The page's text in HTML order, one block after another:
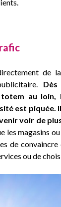
de
Dès
au loin,
est piquée.
voir de
les magasins
de convaincre
ou de